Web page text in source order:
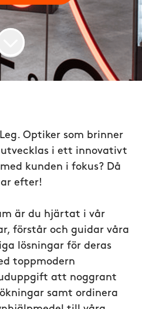
Optiker som brinner
i ett innovativt
kunden i fokus? Då
efter!
är du hjärtat i vår
förstår och guidar våra
lösningar för deras
toppmodern
att noggrant
samt ordinera